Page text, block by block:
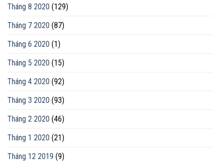
Tháng 8 2020 (129)
Tháng 7 2020 (87)
Tháng 6 2020 (1)
Tháng 5 2020 (15)
Tháng 4 2020 (92)
Tháng 3 2020 (93)
Tháng 2 2020 (46)
Tháng 1 2020 (21)
Tháng 12 2019 (9)